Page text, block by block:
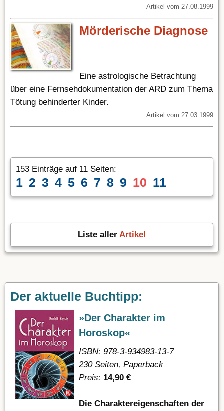
Artikel vom 27.08.1999
Mörderische Diagnose
Eine astrologische Betrachtung
über eine Fernsehdokumentation der ARD zum Thema
Tötung behinderter Kinder.
Artikel vom 27.03.1999
153 Einträge auf 11 Seiten:
1 2 3 4 5 6 7 8 9 10 11
Liste aller Artikel
Der aktuelle Buchtipp:
»Der Charakter im
Horoskop«
ISBN: 978-3-934983-13-7
230 Seiten, Paperback
Preis: 14,90 €
Die Charaktereigenschaften der